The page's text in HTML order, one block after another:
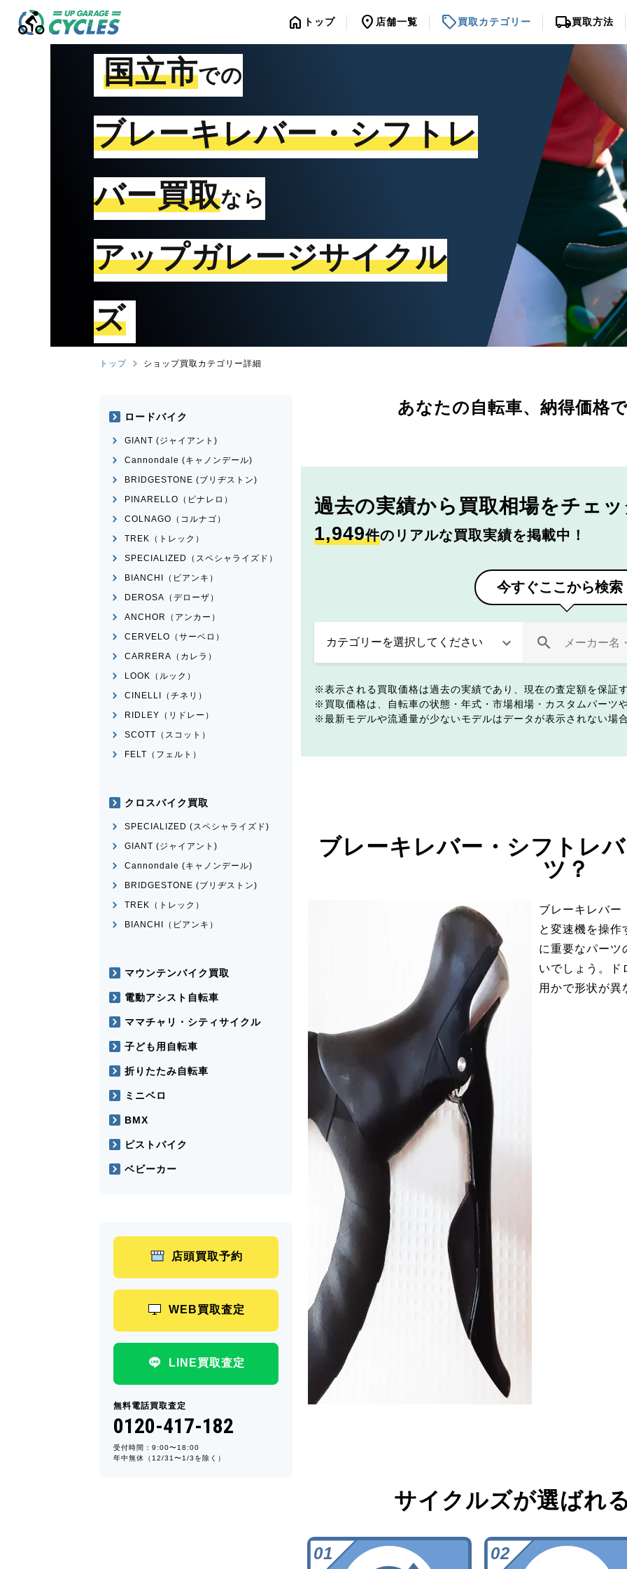
home トップ location_on 店舗一覧 sell買取カテゴリー local_shipping買取方法
国立市での
ブレーキレバー・シフトレ
バー買取なら
アップガレージサイクル
ズ
トップ ショップ買取カテゴリー詳細
あなたの自転車、 納得価格
過去の実績から 買取相場をチェ
1,949件のリアルな買取実績を掲載中！
今すぐここから検索
表示される買取価格は過去の実績であり、現在の査定額を保証
買取価格は、自転車の状態・年式・市場相場・カスタムパーツ
最新モデルや流通量が少ないモデルはデータが表示されない場
ブレーキレバー・シフトレ
ツ？
ブレーキレバー
と変速機を操作
に重要なパーツ
いでしょう。ド
用かで形状が異
サイクルズが選ばれ
ロードバイク
GIANT (ジャイアント)
Cannondale (キャノンデール)
BRIDGESTONE (ブリヂストン)
PINARELLO（ピナレロ）
COLNAGO（コルナゴ）
TREK（トレック）
SPECIALIZED（スペシャライズド）
BIANCHI（ビアンキ）
DEROSA（デローザ）
ANCHOR（アンカー）
CERVELO（サーベロ）
CARRERA（カレラ）
LOOK（ルック）
CINELLI（チネリ）
RIDLEY（リドレー）
SCOTT（スコット）
FELT（フェルト）
クロスバイク買取
SPECIALIZED (スペシャライズド)
GIANT (ジャイアント)
Cannondale (キャノンデール)
BRIDGESTONE (ブリヂストン)
TREK（トレック）
BIANCHI（ビアンキ）
マウンテンバイク買取
電動アシスト自転車
ママチャリ・シティサイクル
子ども用自転車
折りたたみ自転車
ミニベロ
BMX
ピストバイク
ベビーカー
店頭買取予約
WEB買取査定
LINE買取査定
無料電話買取査定
0120-417-182
受付時間：9:00〜18:00
年中無休（12/31〜1/3を除く）